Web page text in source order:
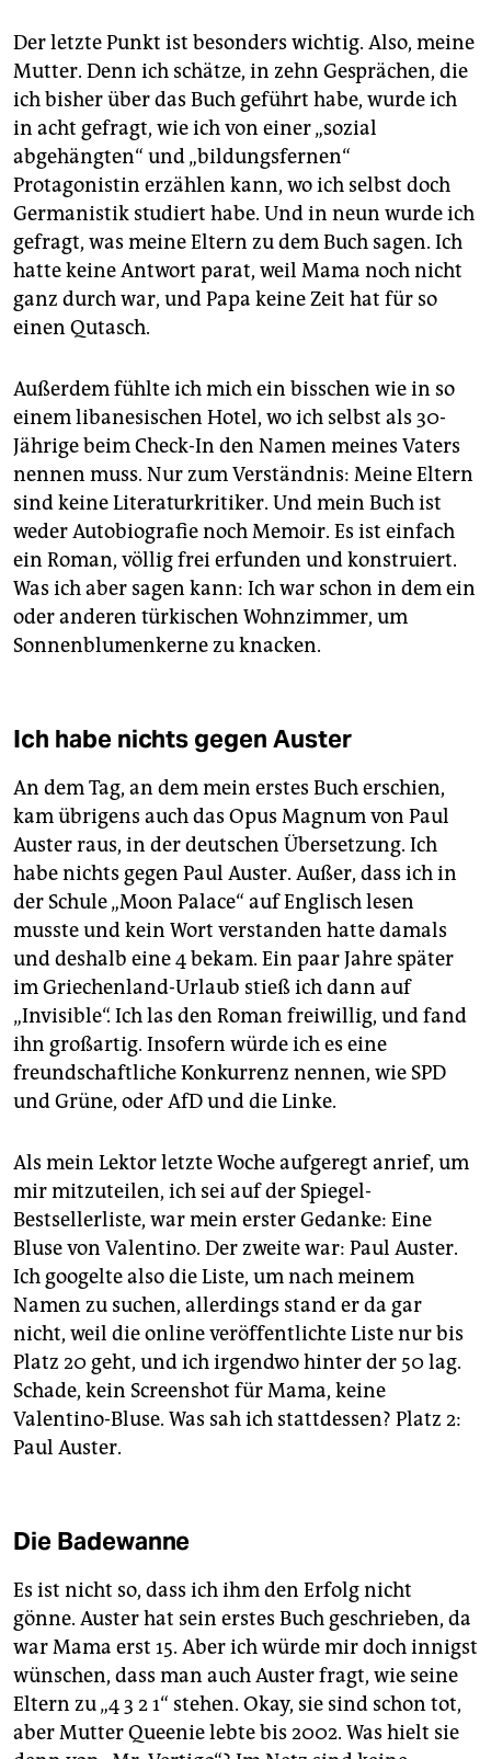
Der letzte Punkt ist besonders wichtig. Also, meine
Mutter. Denn ich schätze, in zehn Gesprächen, die
ich bisher über das Buch geführt habe, wurde ich
in acht gefragt, wie ich von einer „sozial
abgehängten“ und „bildungsfernen“
Protagonistin erzählen kann, wo ich selbst doch
Germanistik studiert habe. Und in neun wurde ich
gefragt, was meine Eltern zu dem Buch sagen. Ich
hatte keine Antwort parat, weil Mama noch nicht
ganz durch war, und Papa keine Zeit hat für so
einen Qutasch.
Außerdem fühlte ich mich ein bisschen wie in so
einem libanesischen Hotel, wo ich selbst als 30-
Jährige beim Check-In den Namen meines Vaters
nennen muss. Nur zum Verständnis: Meine Eltern
sind keine Literaturkritiker. Und mein Buch ist
weder Autobiografie noch Memoir. Es ist einfach
ein Roman, völlig frei erfunden und konstruiert.
Was ich aber sagen kann: Ich war schon in dem ein
oder anderen türkischen Wohnzimmer, um
Sonnenblumenkerne zu knacken.
Ich habe nichts gegen Auster
An dem Tag, an dem mein erstes Buch erschien,
kam übrigens auch das Opus Magnum von Paul
Auster raus, in der deutschen Übersetzung. Ich
habe nichts gegen Paul Auster. Außer, dass ich in
der Schule „Moon Palace“ auf Englisch lesen
musste und kein Wort verstanden hatte damals
und deshalb eine 4 bekam. Ein paar Jahre später
im Griechenland-Urlaub stieß ich dann auf
„Invisible“. Ich las den Roman freiwillig, und fand
ihn großartig. Insofern würde ich es eine
freundschaftliche Konkurrenz nennen, wie SPD
und Grüne, oder AfD und die Linke.
Als mein Lektor letzte Woche aufgeregt anrief, um
mir mitzuteilen, ich sei auf der Spiegel-
Bestsellerliste, war mein erster Gedanke: Eine
Bluse von Valentino. Der zweite war: Paul Auster.
Ich googelte also die Liste, um nach meinem
Namen zu suchen, allerdings stand er da gar
nicht, weil die online veröffentlichte Liste nur bis
Platz 20 geht, und ich irgendwo hinter der 50 lag.
Schade, kein Screenshot für Mama, keine
Valentino-Bluse. Was sah ich stattdessen? Platz 2:
Paul Auster.
Die Badewanne
Es ist nicht so, dass ich ihm den Erfolg nicht
gönne. Auster hat sein erstes Buch geschrieben, da
war Mama erst 15. Aber ich würde mir doch innigst
wünschen, dass man auch Auster fragt, wie seine
Eltern zu „4 3 2 1“ stehen. Okay, sie sind schon tot,
aber Mutter Queenie lebte bis 2002. Was hielt sie